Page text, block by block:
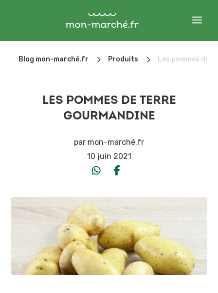
Blog mon-marché.fr 5 Produits 5 Les pommes de
LES POMMES DE TERRE
GOURMANDINE
par mon-marché.fr
10 juin 2021